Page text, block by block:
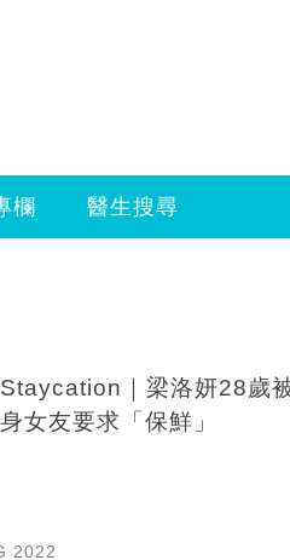
欄 醫生搜尋
｜梁洛妍28歲
女友要求「保鮮」
2022